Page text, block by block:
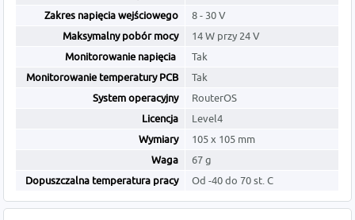
Zakres napięcia wejściowego
8 - 30 V
Maksymalny pobór mocy
14 W przy 24 V
Monitorowanie napięcia
Tak
Monitorowanie temperatury PCB
Tak
System operacyjny
RouterOS
Licencja
Level4
Wymiary
105 x 105 mm
Waga
67 g
Dopuszczalna temperatura pracy
Od -40 do 70 st. C